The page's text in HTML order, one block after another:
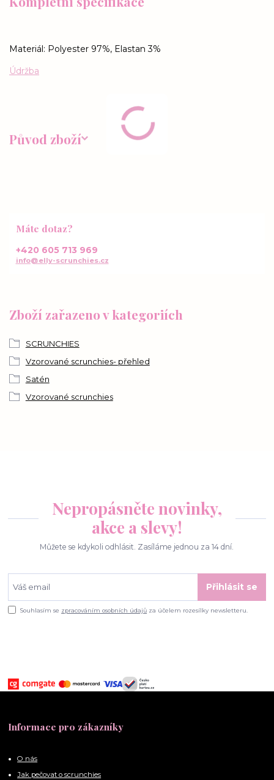
Materiál: Polyester 97%, Elastan 3%
Údržba
Původ zboží
Zboží zařazeno v kategoriích
SCRUNCHIES
Vzorované scrunchies- přehled
Satén
Vzorované scrunchies
Máte dotaz?
+420 605 713 969
info@elly-scrunchies.cz
Nepropásněte novinky,
akce a slevy!
Můžete se kdykoli odhlásit. Zasíláme jednou za 14 dní.
Přihlásit se
Souhlasím se zpracováním osobních údajů za účelem rozesílky newsletteru.
Informace pro zákazníky
O nás
Jak pečovat o scrunchies